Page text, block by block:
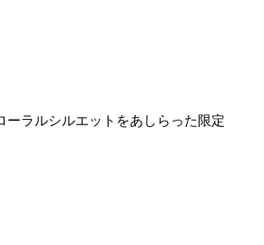
ラルシルエットをあしらった限定